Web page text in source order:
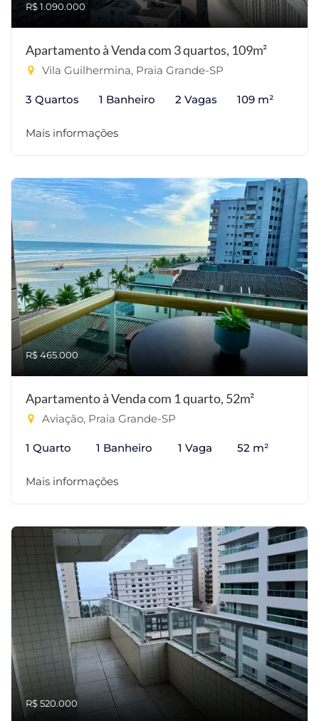
R$ 1.090.000
Apartamento à Venda com 3 quartos, 109m²
Vila Guilhermina, Praia Grande-SP
3 Quartos 1 Banheiro 2 Vagas 109 m²
Mais informações
R$ 465.000
Apartamento à Venda com 1 quarto, 52m²
Aviação, Praia Grande-SP
1 Quarto 1 Banheiro 1 Vaga 52 m²
Mais informações
R$ 520.000